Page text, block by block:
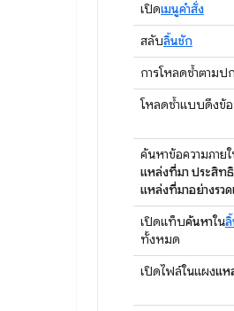
เปิดเมนูคำสั่ง
สลับลิ้นชัก
การโหลดซ้ำตามป
โหลดซ้ำแบบดึงข้
ค้นหาข้อความภาย
แหล่งที่มาประสิท
แหล่งที่มาอย่างรวด
เปิดแท็บค้นหาใน
ทั้งหมด
เปิดไฟล์ในแผงแห